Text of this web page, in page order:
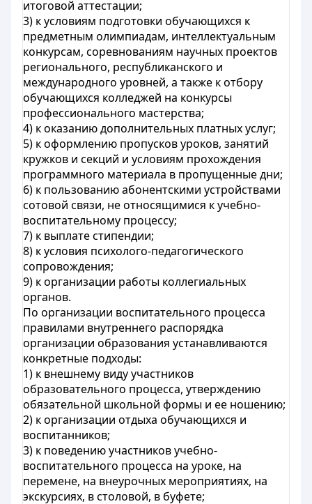
итоговой аттестации;
3) к условиям подготовки обучающихся к
предметным олимпиадам, интеллектуальным
конкурсам, соревнованиям научных проектов
регионального, республиканского и
международного уровней, а также к отбору
обучающихся колледжей на конкурсы
профессионального мастерства;
4) к оказанию дополнительных платных услуг;
5) к оформлению пропусков уроков, занятий
кружков и секций и условиям прохождения
программного материала в пропущенные дни;
6) к пользованию абонентскими устройствами
сотовой связи, не относящимися к учебно-
воспитательному процессу;
7) к выплате стипендии;
8) к условия психолого-педагогического
сопровождения;
9) к организации работы коллегиальных
органов.
По организации воспитательного процесса
правилами внутреннего распорядка
организации образования устанавливаются
конкретные подходы:
1) к внешнему виду участников
образовательного процесса, утверждению
обязательной школьной формы и ее ношению;
2) к организации отдыха обучающихся и
воспитанников;
3) к поведению участников учебно-
воспитательного процесса на уроке, на
перемене, на внеурочных мероприятиях, на
экскурсиях, в столовой, в буфете;